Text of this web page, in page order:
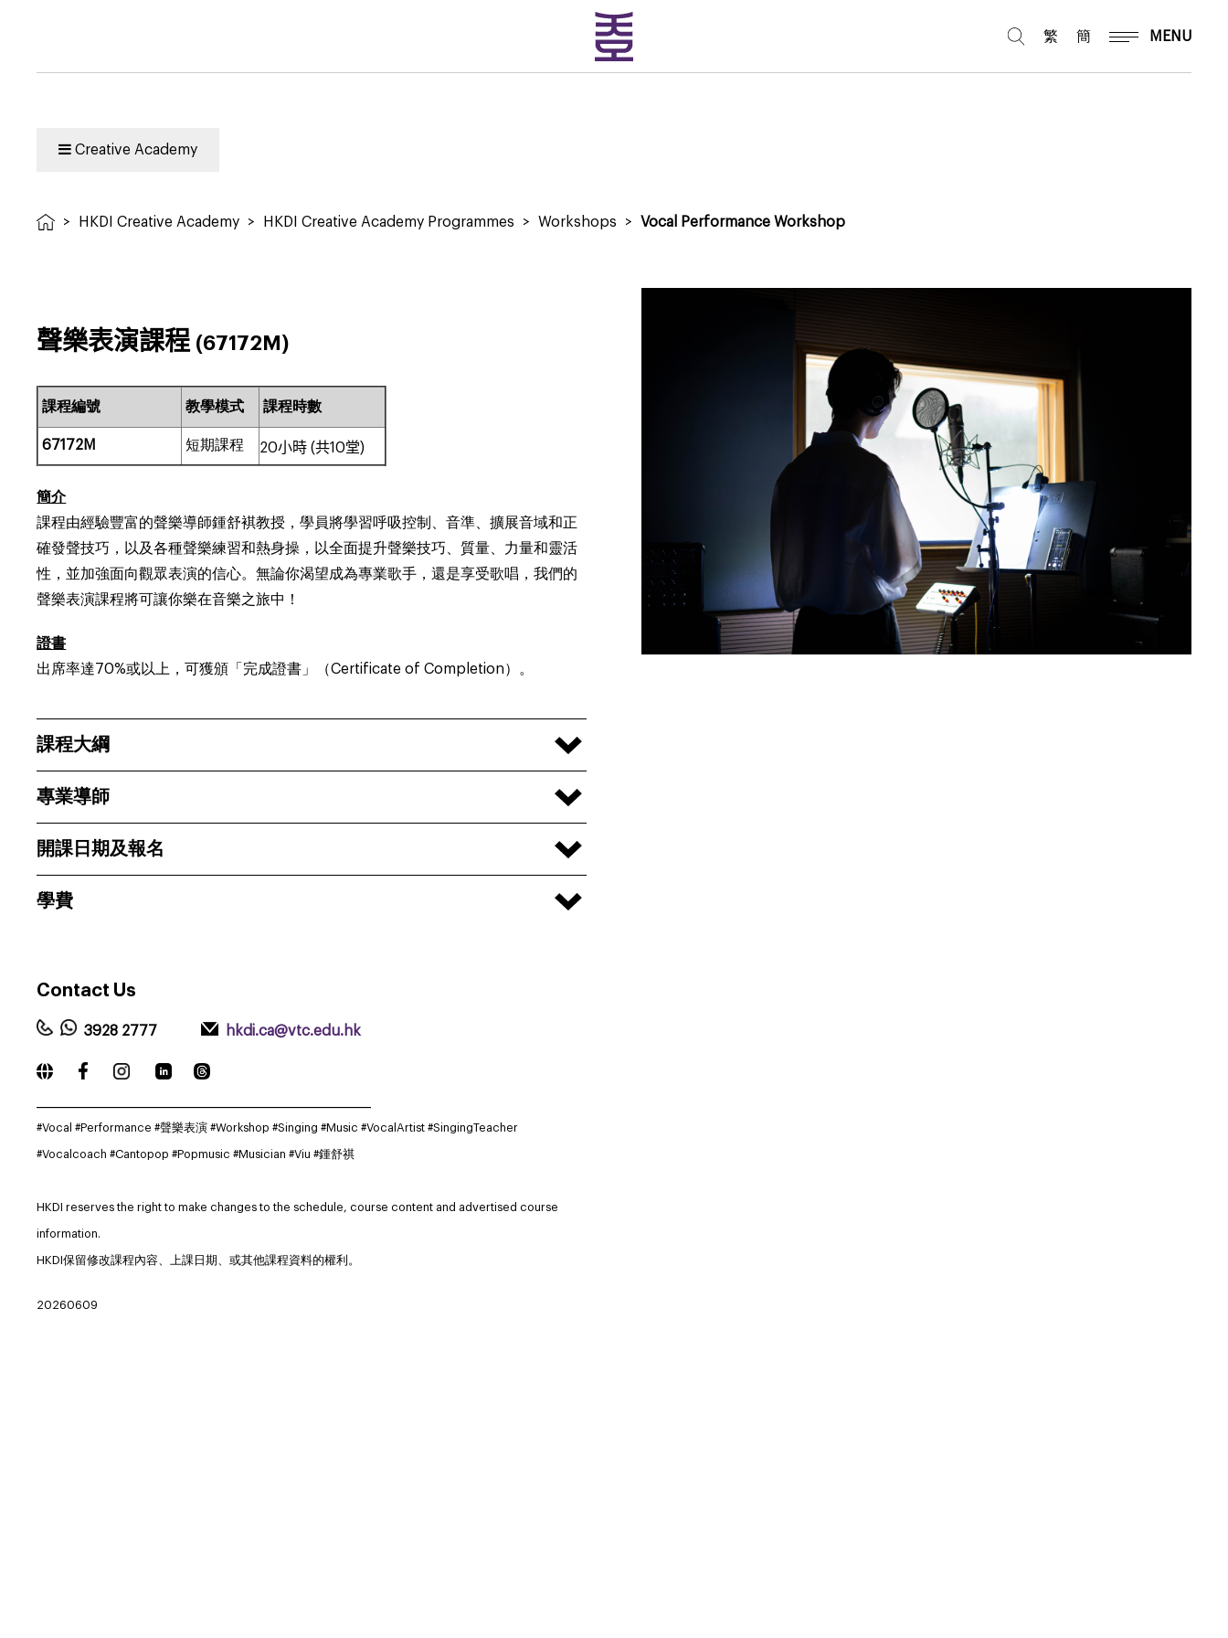
繁 簡 MENU
Creative Academy
> HKDI Creative Academy > HKDI Creative Academy Programmes > Workshops > Vocal Performance Workshop
聲樂表演課程 (67172M)
課程編號 教學模式 課程時數
67172M 短期課程 20小時 (共10堂)
簡介
課程由經驗豐富的聲樂導師鍾舒褀教授，學員將學習呼吸控制、音準、擴展音域和正
確發聲技巧，以及各種聲樂練習和熱身操，以全面提升聲樂技巧、質量、力量和靈活
性，並加強面向觀眾表演的信心。無論你渴望成為專業歌手，還是享受歌唱，我們的
聲樂表演課程將可讓你樂在音樂之旅中！
證書
出席率達70%或以上，可獲頒「完成證書」（Certificate of Completion）。
課程大綱
專業導師
開課日期及報名
學費
Contact Us
3928 2777 hkdi.ca@vtc.edu.hk
#Vocal #Performance #聲樂表演 #Workshop #Singing #Music #VocalArtist #SingingTeacher
#Vocalcoach #Cantopop #Popmusic #Musician #Viu #鍾舒祺
HKDI reserves the right to make changes to the schedule, course content and advertised course
information.
HKDI保留修改課程內容、上課日期、或其他課程資料的權利。
20260609